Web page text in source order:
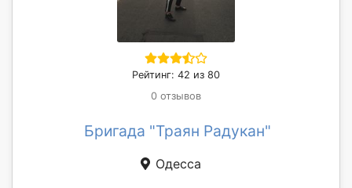
Рейтинг: 42 из 80
0 отзывов
Бригада "Траян Радукан"
Одесса